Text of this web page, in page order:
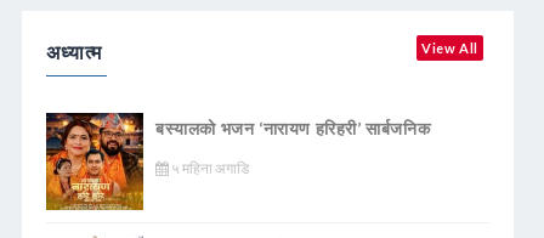
अध्यात्म View All
बस्यालको भजन ‘नारायण हरिहरी’ सार्बजनिक
५ महिना अगाडि